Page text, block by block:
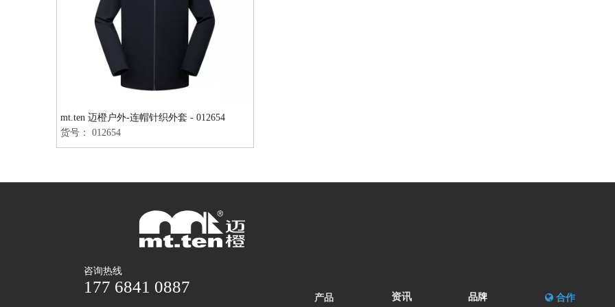
mt.ten 迈橙户外-连帽针织外套 - 012654
货号：
012654
咨询热线
177 6841 0887
产品 资讯 品牌  合作